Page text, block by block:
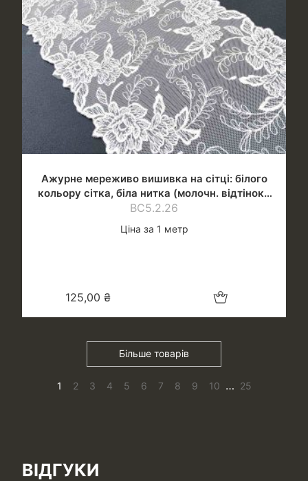
Ажурне мереживо вишивка на сітці: білого
кольору сітка, біла нитка (молочн. відтінок),
шир.18 см
ВС5.2.26
Ціна за 1 метр
125,00 ₴ Додати в кошик
Більше товарів
1 2 3 4 5 6 7 8 9 10 … 25
ВІДГУКИ